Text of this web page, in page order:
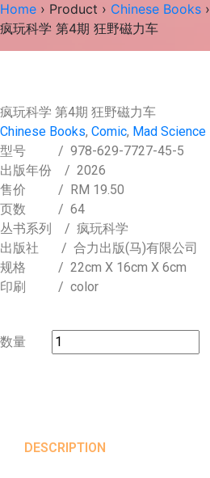
Home › Product › Chinese Books ›
疯玩科学 第4期 狂野磁力车
疯玩科学 第4期 狂野磁力车
Chinese Books, Comic, Mad Science
型号 / 978-629-7727-45-5
出版年份 / 2026
售价 / RM 19.50
页数 / 64
丛书系列 / 疯玩科学
出版社 / 合力出版(马)有限公司
规格 / 22cm X 16cm X 6cm
印刷 / color
数量
DESCRIPTION